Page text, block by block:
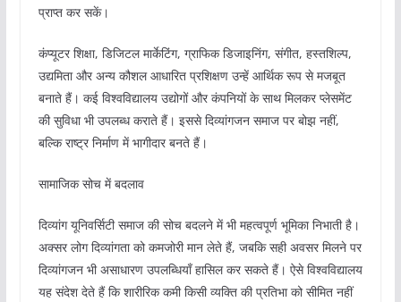
प्राप्त कर सकें।
कंप्यूटर शिक्षा, डिजिटल मार्केटिंग, ग्राफिक डिजाइनिंग, संगीत, हस्तशिल्प,
उद्यमिता और अन्य कौशल आधारित प्रशिक्षण उन्हें आर्थिक रूप से मजबूत
बनाते हैं। कई विश्वविद्यालय उद्योगों और कंपनियों के साथ मिलकर प्लेसमेंट
की सुविधा भी उपलब्ध कराते हैं। इससे दिव्यांगजन समाज पर बोझ नहीं,
बल्कि राष्ट्र निर्माण में भागीदार बनते हैं।
सामाजिक सोच में बदलाव
दिव्यांग यूनिवर्सिटी समाज की सोच बदलने में भी महत्वपूर्ण भूमिका निभाती है।
अक्सर लोग दिव्यांगता को कमजोरी मान लेते हैं, जबकि सही अवसर मिलने पर
दिव्यांगजन भी असाधारण उपलब्धियाँ हासिल कर सकते हैं। ऐसे विश्वविद्यालय
यह संदेश देते हैं कि शारीरिक कमी किसी व्यक्ति की प्रतिभा को सीमित नहीं